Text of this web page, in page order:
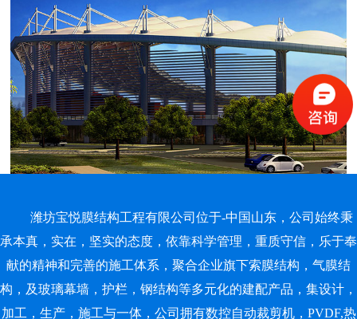
潍坊宝悦膜结构工程有限公司位于-中国山东，公司始终秉
承本真，实在，坚实的态度，依靠科学管理，重质守信，乐于奉
献的精神和完善的施工体系，聚合企业旗下索膜结构，气膜结
构，及玻璃幕墙，护栏，钢结构等多元化的建配产品，集设计，
加工，生产，施工与一体，公司拥有数控自动裁剪机，PVDF,热